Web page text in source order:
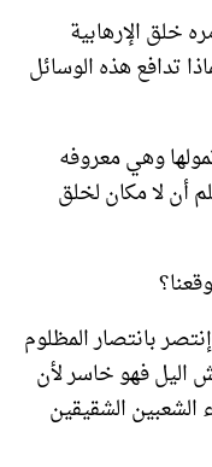
خلق الإرهابية
تدافع هذه الوسائل
وهي معروفه
أن لا مكان لخلق
بانتصار المظلوم
فهو خاسر لأن
الشعبين الشقيقين